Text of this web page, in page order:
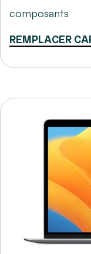
composants
REMPLACER